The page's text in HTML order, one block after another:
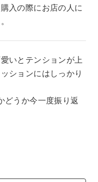
入の際にお店の人に
いとテンションが上
ションにはしっかり
どうか今一度振り返